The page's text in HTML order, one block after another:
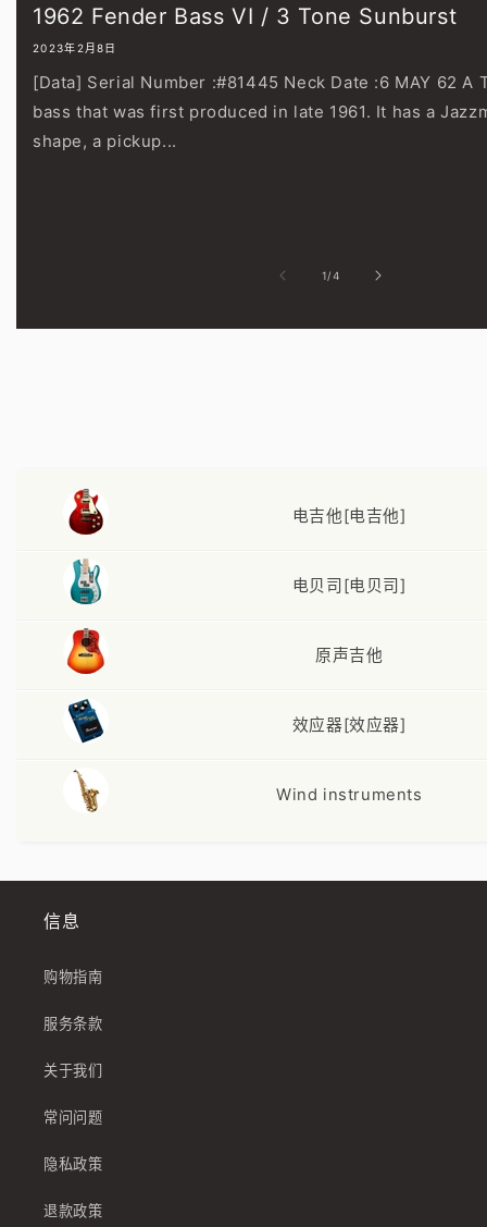
1962 Fender Bass VI / 3 Tone Sunburst
2023年2月8日
[Data] Serial Number :#81445 Neck Date :6 MAY 62 A
bass that was first produced in late 1961. It has a
shape, a pickup...
1//4
电吉他[电吉他]
电贝司[电贝司]
原声吉他
效应器[效应器]
Wind instruments
信息
购物指南
服务条款
关于我们
常问问题
隐私政策
退款政策